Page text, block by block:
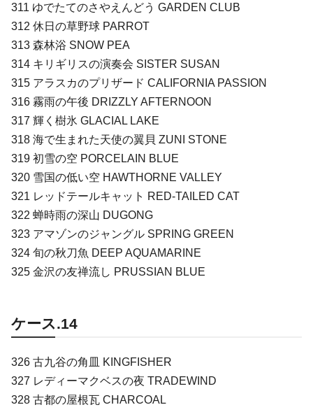
311 ゆでたてのさやえんどう GARDEN CLUB
312 休日の草野球 PARROT
313 森林浴 SNOW PEA
314 キリギリスの演奏会 SISTER SUSAN
315 アラスカのプリザード CALIFORNIA PASSION
316 霧雨の午後 DRIZZLY AFTERNOON
317 輝く樹氷 GLACIAL LAKE
318 海で生まれた天使の翼貝 ZUNI STONE
319 初雪の空 PORCELAIN BLUE
320 雪国の低い空 HAWTHORNE VALLEY
321 レッドテールキャット RED-TAILED CAT
322 蝉時雨の深山 DUGONG
323 アマゾンのジャングル SPRING GREEN
324 旬の秋刀魚 DEEP AQUAMARINE
325 金沢の友禅流し PRUSSIAN BLUE
ケース.14
326 古九谷の角皿 KINGFISHER
327 レディーマクベスの夜 TRADEWIND
328 古都の屋根瓦 CHARCOAL